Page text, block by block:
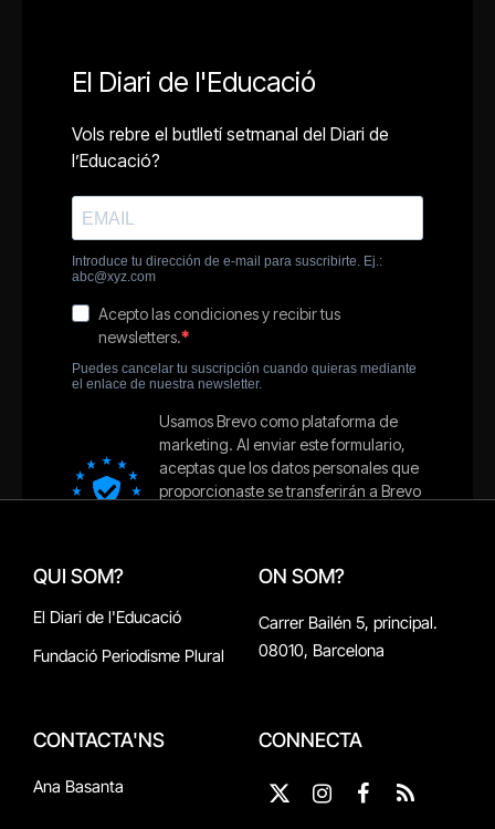
QUI SOM?
El Diari de l'Educació
Fundació Periodisme Plural
ON SOM?
Carrer Bailén 5, principal.
08010, Barcelona
CONTACTA'NS
Ana Basanta
CONNECTA
X
InstagramFacebook
RSS